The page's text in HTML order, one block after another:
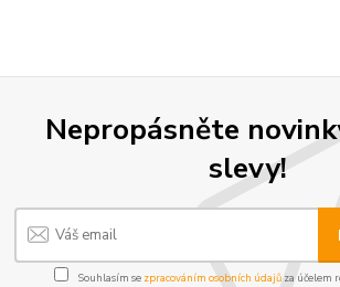
Nepropásněte
slevy!
Souhlasím se zpracováním osobních údajůza účelem